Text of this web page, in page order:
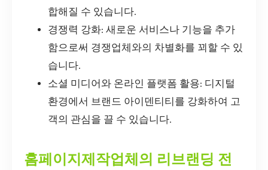
합해질 수 있습니다.
경쟁력 강화: 새로운 서비스나 기능을 추가
함으로써 경쟁업체와의 차별화를 꾀할 수 있
습니다.
소셜 미디어와 온라인 플랫폼 활용: 디지털
환경에서 브랜드 아이덴티티를 강화하여 고
객의 관심을 끌 수 있습니다.
홈페이지제작업체의 리브랜딩 전